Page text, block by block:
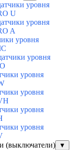
уровня
U
уровня
A
уровня
уровня
уровня
уровня
уровня
уровня
(выключатели)
▼